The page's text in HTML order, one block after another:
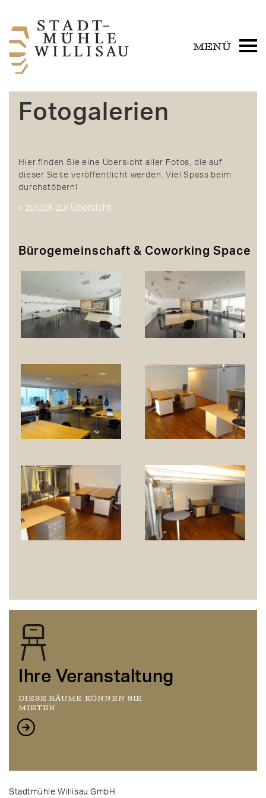
Fotogalerien
Hier finden Sie eine Übersicht aller Fotos, die auf
dieser Seite veröffentlicht werden. Viel Spass beim
durchstöbern!
« zurück zur Übersicht
Bürogemeinschaft & Coworking Space
Ihre Veranstaltung
DIESE RÄUME KÖNNEN SIE
MIETEN
Stadtmühle Willisau GmbH